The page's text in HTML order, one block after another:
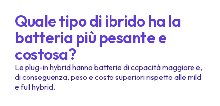
Quale tipo di ibrido ha la
batteria più pesante e
costosa?
Le plug-in hybrid hanno batterie di capacità maggiore e,
di conseguenza, peso e costo superiori rispetto alle mild
e full hybrid.